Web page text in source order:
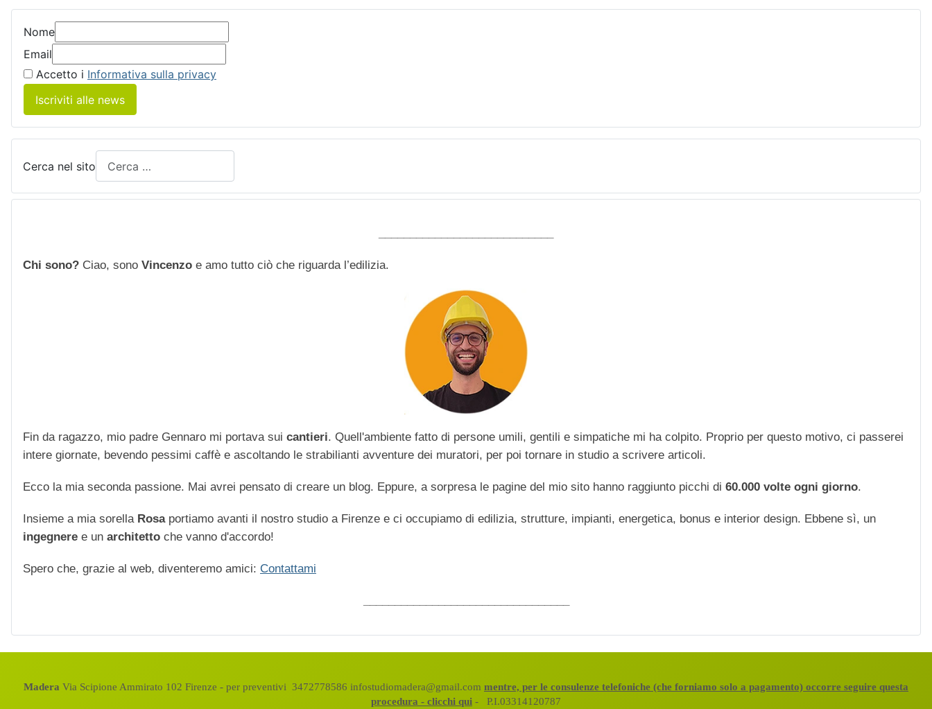
Nome
Email
Accetto i Informativa sulla privacy
Iscriviti alle news
Cerca nel sito
Chi sono? Ciao, sono Vincenzo e amo tutto ciò che riguarda l’edilizia.
Fin da ragazzo, mio padre Gennaro mi portava sui cantieri. Quell'ambiente fatto di persone umili, gentili e simpatiche mi ha colpito. Proprio per questo motivo, ci passerei
intere giornate, bevendo pessimi caffè e ascoltando le strabilianti avventure dei muratori, per poi tornare in studio a scrivere articoli.
Ecco la mia seconda passione. Mai avrei pensato di creare un blog. Eppure, a sorpresa le pagine del mio sito hanno raggiunto picchi di 60.000 volte ogni giorno.
Insieme a mia sorella Rosaportiamo avanti il nostro studio a Firenze e ci occupiamo di edilizia, strutture, impianti, energetica, bonus e interior design. Ebbene sì, un
ingegnere e un architetto che vanno d'accordo!
Spero che, grazie al web, diventeremo amici: Contattami
Madera Via Scipione Ammirato 102 Firenze - per preventivi 3472778586 infostudiomadera@gmail.com mentre, per le consulenze telefoniche (che forniamo solo a pagamento) occorre seguire questa
procedura - clicchi qui - P.I.03314120787